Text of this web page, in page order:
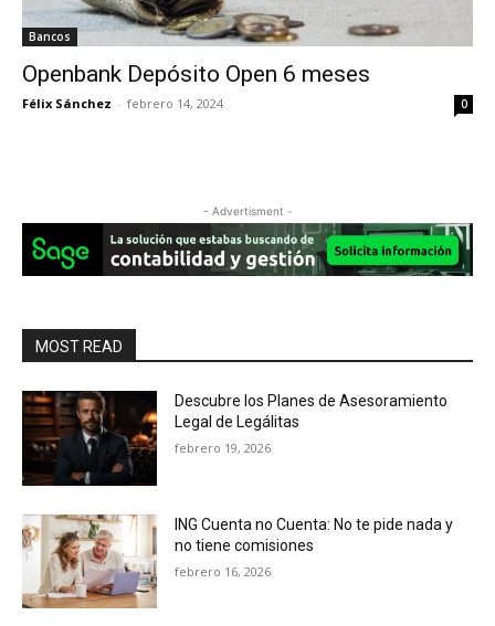
Bancos
Openbank Depósito Open 6 meses
Félix Sánchez - febrero 14, 2024 0
- Advertisment -
MOST READ
Descubre los Planes de Asesoramiento
Legal de Legálitas
febrero 19, 2026
ING Cuenta no Cuenta: No te pide nada y
no tiene comisiones
febrero 16, 2026